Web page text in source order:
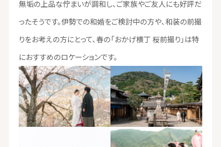
無垢の上品な佇まいが調和し、ご家族やご友人にも好評だ
ったそうです。伊勢での和婚をご検討中の方や、和装の前撮
りをお考えの方にとって、春の「おかげ横丁 桜前撮り」は特
におすすめのロケーションです。